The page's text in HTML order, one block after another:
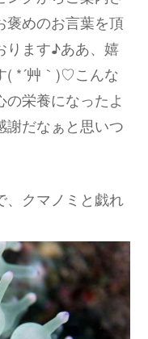
褒めのお言葉を頂
ります♪ああ、嬉
( *´艸｀)♡こんな
栄養になったよ
謝だなぁと思いつ
、クマノミと戯れ